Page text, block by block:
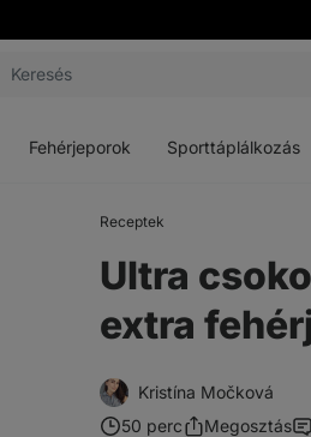
Fehérjeporok Sporttáplálkozás
Receptek
Ultra
extra
Kristína Močková
50 perc
Megosztás